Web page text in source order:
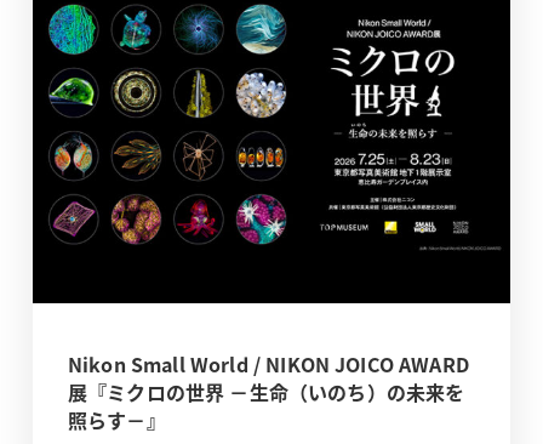
Nikon Small World / NIKON JOICO AWARD
展『ミクロの世界 －生命（いのち）の未来を
照らす－』